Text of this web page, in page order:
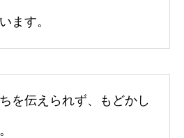
ます。
を伝えられず、もどかし